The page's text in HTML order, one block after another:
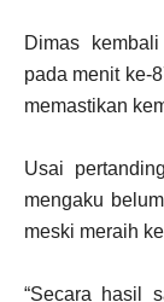
Dimas
pada menit ke-
memastikan
Usai
mengaku
meski meraih
“Secara hasil